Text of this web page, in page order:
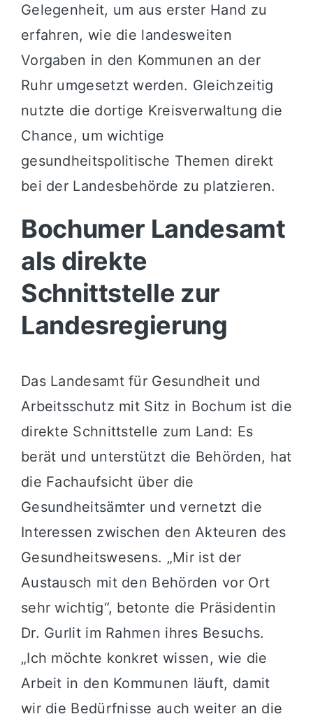
Gelegenheit, um aus erster Hand zu
erfahren, wie die landesweiten
Vorgaben in den Kommunen an der
Ruhr umgesetzt werden. Gleichzeitig
nutzte die dortige Kreisverwaltung die
Chance, um wichtige
gesundheitspolitische Themen direkt
bei der Landesbehörde zu platzieren.
Bochumer Landesamt
als direkte
Schnittstelle zur
Landesregierung
Das Landesamt für Gesundheit und
Arbeitsschutz mit Sitz in Bochum ist die
direkte Schnittstelle zum Land: Es
berät und unterstützt die Behörden, hat
die Fachaufsicht über die
Gesundheitsämter und vernetzt die
Interessen zwischen den Akteuren des
Gesundheitswesens. „Mir ist der
Austausch mit den Behörden vor Ort
sehr wichtig“, betonte die Präsidentin
Dr. Gurlit im Rahmen ihres Besuchs.
„Ich möchte konkret wissen, wie die
Arbeit in den Kommunen läuft, damit
wir die Bedürfnisse auch weiter an die